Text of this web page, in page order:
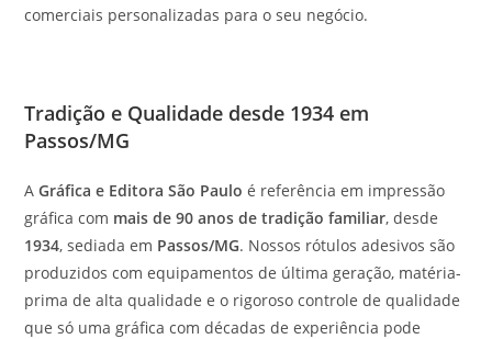
comerciais personalizadas para o seu negócio.
Tradição e Qualidade desde 1934 em
Passos/MG
AGráfica e Editora São Paulo é referência em impressão
gráfica com mais de 90 anos de tradição familiar, desde
1934, sediada em Passos/MG. Nossos rótulos adesivos são
produzidos com equipamentos de última geração, matéria-
prima de alta qualidade e o rigoroso controle de qualidade
que só uma gráfica com décadas de experiência pode